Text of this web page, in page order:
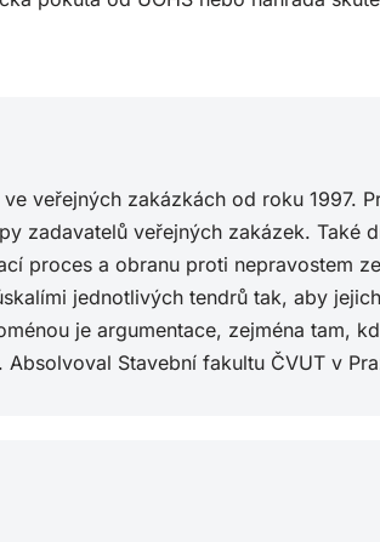
veřejných zakázkách od roku 1997.
zadavatelů veřejných zakázek. Také
proces a obranu proti nepravostem
jednotlivých tendrů tak, aby
je argumentace, zejména tam,
Stavební fakultu ČVUT v